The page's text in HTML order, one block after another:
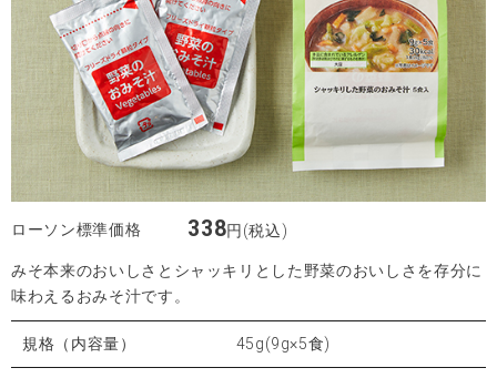
ローソン標準価格 338円(税込)
みそ本来のおいしさとシャッキリとした野菜のおいしさを存分に
味わえるおみそ汁です。
規格（内容量） 45g(9g×5食)